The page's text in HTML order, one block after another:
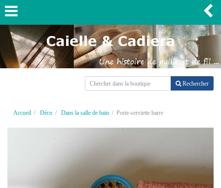
Rechercher
Accueil Déco Dans la salle de bain Porte-serviette barre